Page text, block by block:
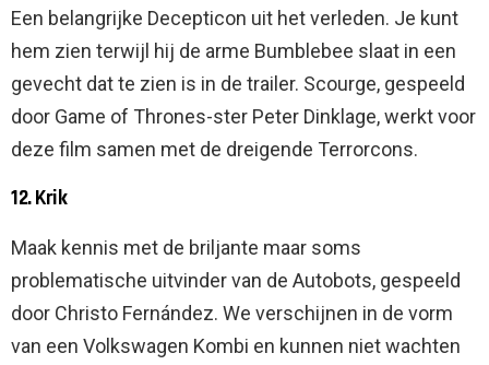
Een belangrijke Decepticon uit het verleden. Je kunt
hem zien terwijl hij de arme Bumblebee slaat in een
gevecht dat te zien is in de trailer. Scourge, gespeeld
door Game of Thrones-ster Peter Dinklage, werkt voor
deze film samen met de dreigende Terrorcons.
12. Krik
Maak kennis met de briljante maar soms
problematische uitvinder van de Autobots, gespeeld
door Christo Fernández. We verschijnen in de vorm
van een Volkswagen Kombi en kunnen niet wachten